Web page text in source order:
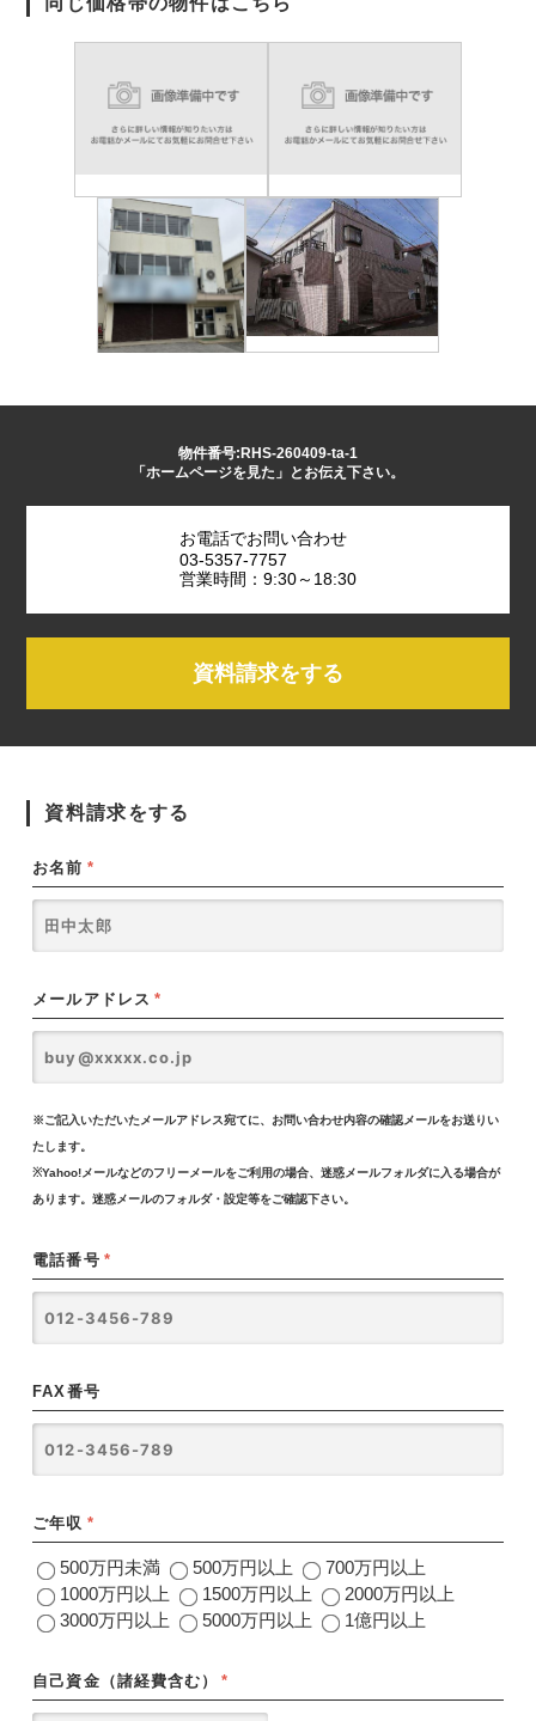
物件番号:RHS-260409-ta-1
「ホームページを見た」とお伝え下さい。
お電話でお問い合わせ
03-5357-7757
営業時間：9:30～18:30
資料請求をする
資料請求をする
お名前 *
メールアドレス *
※ご記入いただいたメールアドレス宛てに、お問い合わせ内容の確認メールをお送りい
たします。
※Yahoo!メールなどのフリーメールをご利用の場合、迷惑メールフォルダに入る場合が
あります。迷惑メールのフォルダ・設定等をご確認下さい。
電話番号 *
FAX番号
ご年収 *
500万円未満 500万円以上
700万円以上
1000万円以上
1500万円以上
2000万円以上
3000万円以上
5000万円以上 1億円以上
自己資金（諸経費含む） *